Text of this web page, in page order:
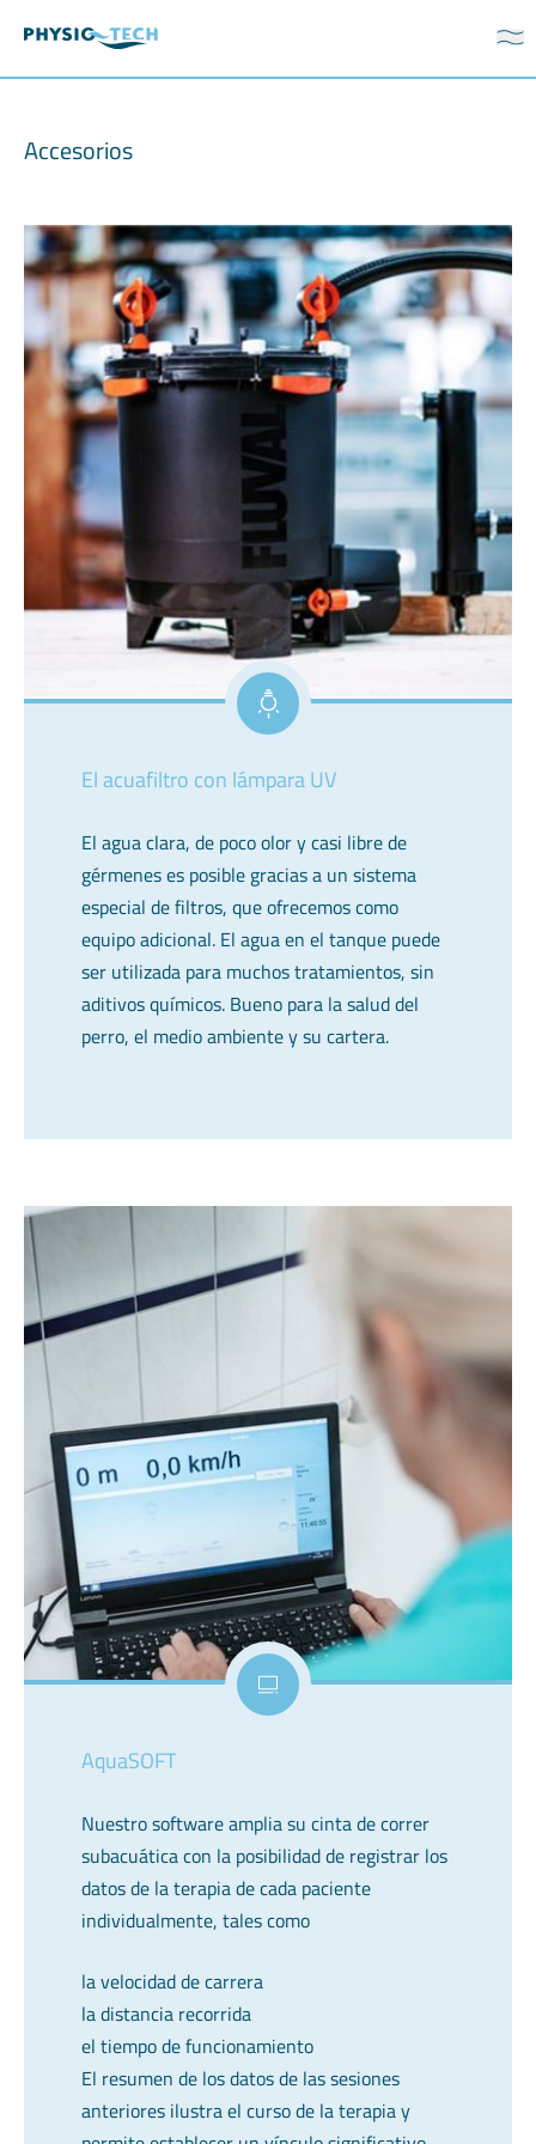
Accesorios
El acuafiltro con lámpara UV
El agua clara, de poco olor y casi libre de
gérmenes es posible gracias a un sistema
especial de filtros, que ofrecemos como
equipo adicional. El agua en el tanque puede
ser utilizada para muchos tratamientos, sin
aditivos químicos. Bueno para la salud del
perro, el medio ambiente y su cartera.
AquaSOFT
Nuestro software amplia su cinta de correr
subacuática con la posibilidad de registrar los
datos de la terapia de cada paciente
individualmente, tales como
la velocidad de carrera
la distancia recorrida
el tiempo de funcionamiento
El resumen de los datos de las sesiones
anteriores ilustra el curso de la terapia y